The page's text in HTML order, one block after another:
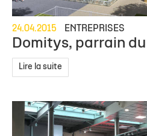
24.04.2015 ENTREPRISES
Domitys, parrain
Lire la suite